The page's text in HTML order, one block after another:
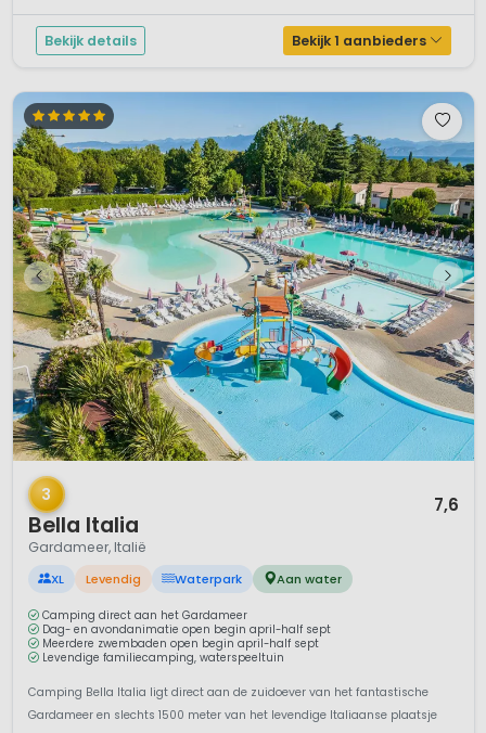
Bekijk details Bekijk 1 aanbieders
1 / 12
3
Bella Italia
7,6
Gardameer, Italië
XL Levendig Waterpark Aan water
Camping direct aan het Gardameer
Dag- en avondanimatie open begin april-half sept
Meerdere zwembaden open begin april-half sept
Levendige familiecamping, waterspeeltuin
Camping Bella Italia ligt direct aan de zuidoever van het fantastische
Gardameer en slechts 1500 meter van het levendige Italiaanse plaatsje